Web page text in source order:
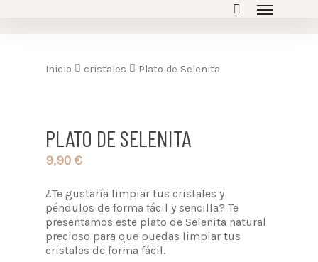
Inicio cristales Plato de Selenita
PLATO DE SELENITA
9,90 €
¿Te gustaría limpiar tus cristales y
péndulos de forma fácil y sencilla? Te
presentamos este plato de Selenita natural
precioso para que puedas limpiar tus
cristales de forma fácil.